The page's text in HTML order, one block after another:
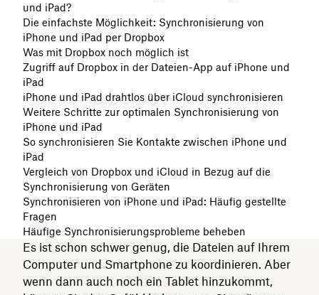
und iPad?
Die einfachste Möglichkeit: Synchronisierung von
iPhone und iPad per Dropbox
Was mit Dropbox noch möglich ist
Zugriff auf Dropbox in der Dateien-App auf iPhone und
iPad
iPhone und iPad drahtlos über iCloud synchronisieren
Weitere Schritte zur optimalen Synchronisierung von
iPhone und iPad
So synchronisieren Sie Kontakte zwischen iPhone und
iPad
Vergleich von Dropbox und iCloud in Bezug auf die
Synchronisierung von Geräten
Synchronisieren von iPhone und iPad: Häufig gestellte
Fragen
Häufige Synchronisierungsprobleme beheben
Es ist schon schwer genug, die Dateien auf Ihrem
Computer und Smartphone zu koordinieren. Aber
wenn dann auch noch ein Tablet hinzukommt,